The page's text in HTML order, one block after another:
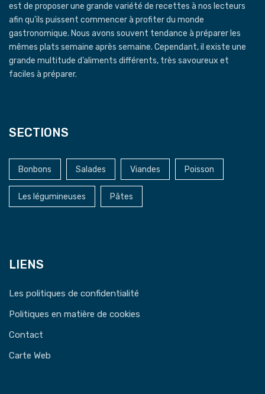
est de proposer une grande variété de recettes à nos lecteurs
afin qu'ils puissent commencer à profiter du monde
gastronomique. Nous avons souvent tendance à préparer les
mêmes plats semaine après semaine. Cependant, il existe une
grande multitude d’aliments différents, très savoureux et
faciles à préparer.
SECTIONS
Bonbons Salades Viandes Poisson
Les légumineuses Pâtes
LIENS
Les politiques de confidentialité
Politiques en matière de cookies
Contact
Carte Web